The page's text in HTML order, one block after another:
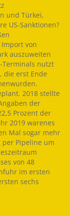
und Türkei,
US-Sanktionen?
von
auszuweiten
Terminals nutzt
die erst Ende
2018 stellte
der
Prozent der
2019 warenes
Mal sogar mehr
per Pipeline um
von 48
im ersten
sechs